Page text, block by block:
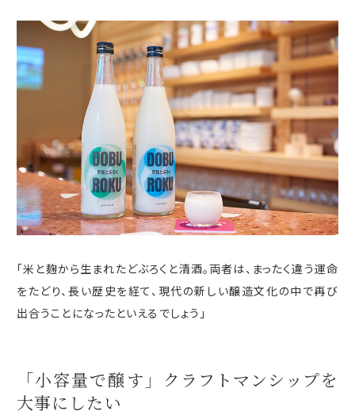
「米と麹から生まれたどぶろくと清酒。両者は、まったく違う運命
をたどり、長い歴史を経て、現代の新しい醸造文化の中で再び
出合うことになったといえるでしょう」
「小容量で醸す」 クラフトマンシップを
大事にしたい